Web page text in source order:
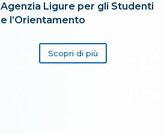
Agenzia Ligure per gli Studenti
e l’Orientamento
Scopri di più